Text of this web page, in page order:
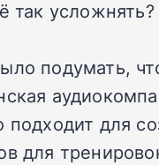
так усложнять?
подумать,
подходит для
для